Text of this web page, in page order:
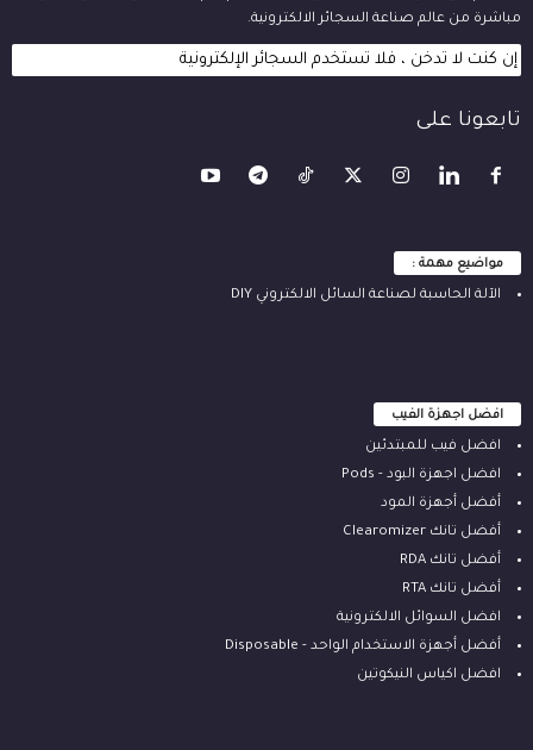
مباشرة من عالم صناعة السجائر الالكترونية.
إن كنت لا تدخن ، فلا تستخدم السجائر الإلكترونية
تابعونا على
مواضيع مهمة :
الآلة ‫الحاسبة لصناعة السائل الالكتروني‬ DIY
افضل اجهزة الفيب
افضل فيب للمبتدئين
افضل اجهزة البود - Pods
أفضل أجهزة المود
أفضل تانك Clearomizer
أفضل تانك RDA
أفضل تانك RTA
افضل السوائل الالكترونية
أفضل أجهزة الاستخدام الواحد - Disposable
افضل اكياس النيكوتين